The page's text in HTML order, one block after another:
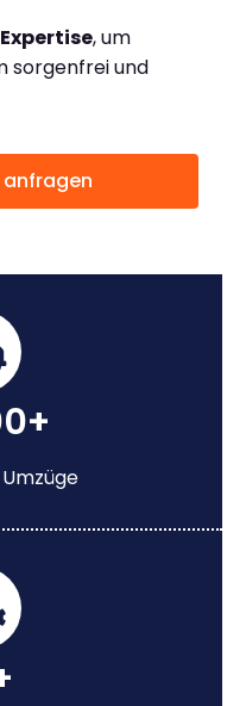
, um
sorgenfrei und